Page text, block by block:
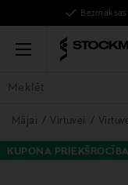
Menu
VISAS PRECES
Mājai Virtuvei
KUPONA PRIEKŠROCĪBA